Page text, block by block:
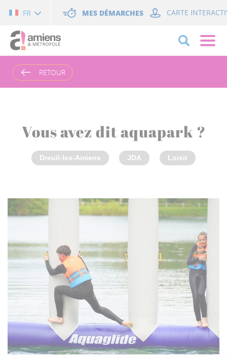
FR MES DÉMARCHES CARTE
RETOUR
Vous avez dit aquapark ?
Dreuil-les-Amiens JDA Loisir